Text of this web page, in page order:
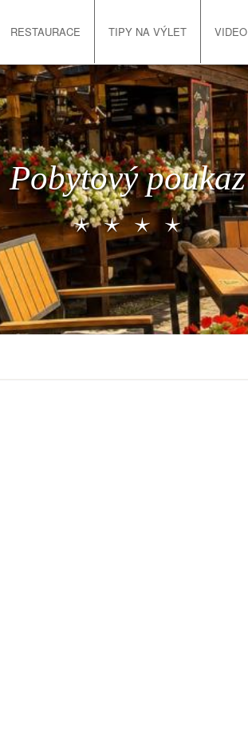
RESTAURACE TIPY NA VÝLET VIDEO
Pobytový poukaz